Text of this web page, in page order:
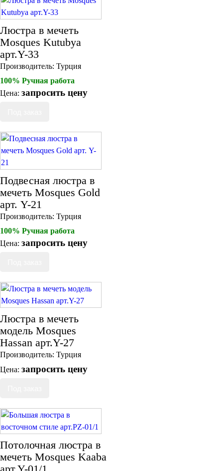
Люстра в мечеть
Mosques Kutubya
арт.Y-33
Производитель: Турция
100% Ручная работа
Цена: запросить цену
Подвесная люстра в
мечеть Mosques Gold
арт. Y-21
Производитель: Турция
100% Ручная работа
Цена: запросить цену
Люстра в мечеть
модель Mosques
Hassan арт.Y-27
Производитель: Турция
Цена: запросить цену
Потолочная люстра в
мечеть Mosques Kaaba